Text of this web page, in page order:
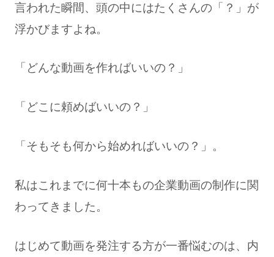
言われた瞬間、頭の中にはたくさんの「？」が
浮かびますよね。
「どんな動画を作ればいいの？」
「どこに頼めばいいの？」
「そもそも何から始めればいいの？」。
私はこれまでに何十本もの企業動画の制作に関
わってきました。
はじめて動画を発注する方が一番悩むのは、内